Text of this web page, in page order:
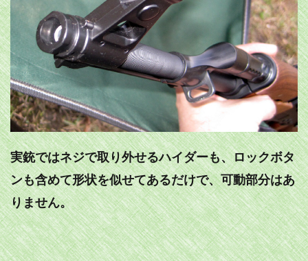
実銃ではネジで取り外せるハイダーも、ロックボタ
ンも含めて形状を似せてあるだけで、可動部分はあ
りません。